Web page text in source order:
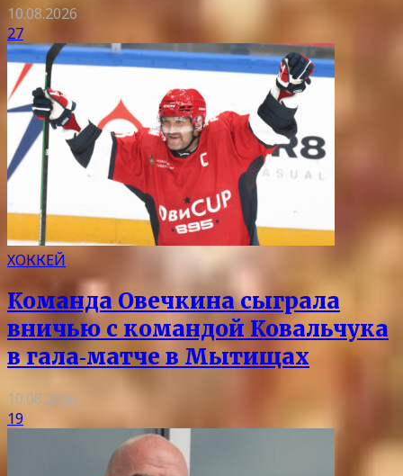
10.08.2026
27
ХОККЕЙ
Команда Овечкина сыграла
вничью с командой Ковальчука
в гала‑матче в Мытищах
10.08.2026
19